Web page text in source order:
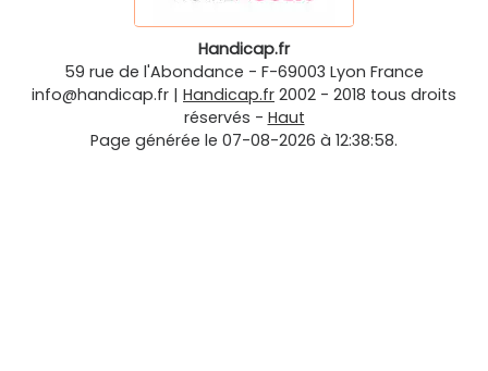
Handicap.fr
59 rue de l'Abondance - F-69003 Lyon France
info@handicap.fr | Handicap.fr 2002 - 2018 tous droits
réservés - Haut
Page générée le 07-08-2026 à 12:38:58.